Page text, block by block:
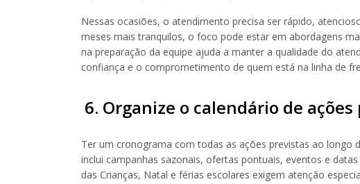
Nessas ocasiões, o atendimento precisa ser rápido,
meses mais tranquilos, o foco pode estar em abordagens
na preparação da equipe ajuda a manter a qualidade do
confiança e o comprometimento de quem está na linha de
6. Organize o calendário de
Ter um cronograma com todas as ações previstas ao
inclui campanhas sazonais, ofertas pontuais, eventos e
das Crianças, Natal e férias escolares exigem atenção